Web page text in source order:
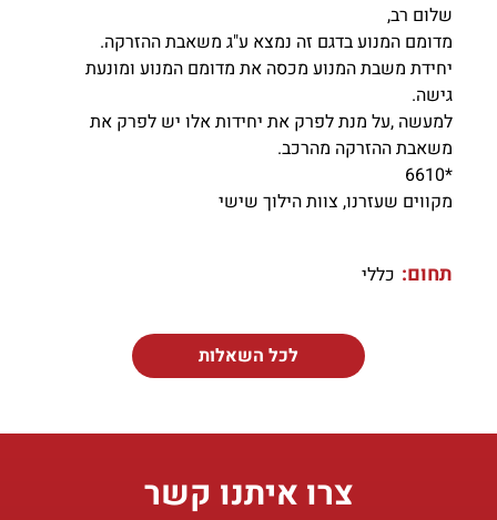
שלום רב,
מדומם המנוע בדגם זה נמצא ע"ג משאבת ההזרקה.
יחידת משבת המנוע מכסה את מדומם המנוע ומונעת
גישה.
למעשה ,על מנת לפרק את יחידות אלו יש לפרק את
משאבת ההזרקה מהרכב.
*6610
מקווים שעזרנו, צוות הילוך שישי
תחום: כללי
לכל השאלות
צרו איתנו קשר